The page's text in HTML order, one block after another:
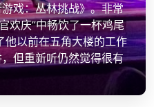
戏：丛林挑战》。非常
欢庆”中畅饮了一杯鸡尾
他以前在五角大楼的工作
但重新听仍然觉得很有